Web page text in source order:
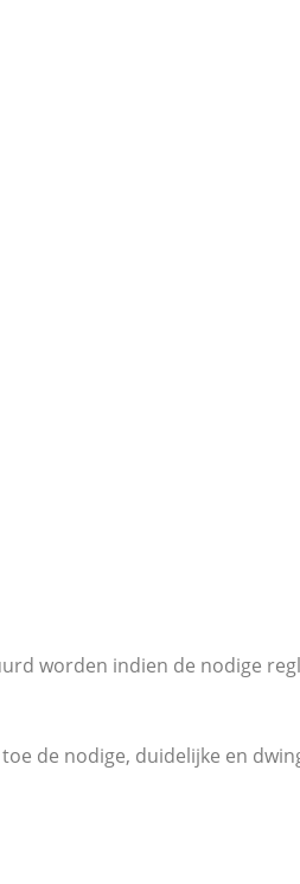
worden indien de nodige
de nodige, duidelijke en